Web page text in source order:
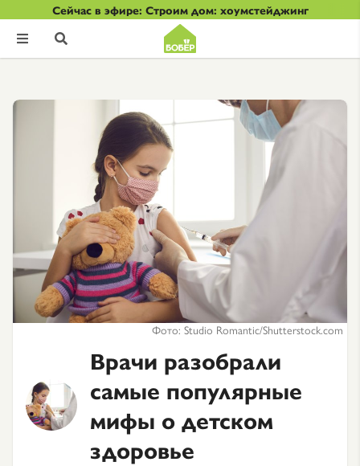
Сейчас в эфире: Строим дом: хоумстейджинг
 
Фото: Studio Romantic/Shutterstock.com
Врачи разобрали
самые популярные
мифы о детском
здоровье